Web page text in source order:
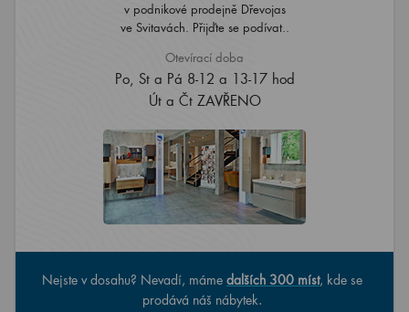
v podnikové prodejně Dřevojas
ve Svitavách. Přijďte se podívat..
Otevírací doba
Po, St a Pá 8-12 a 13-17 hod
Út a Čt ZAVŘENO
Nejste v dosahu? Nevadí, máme dalších 300 míst, kde se
prodává náš nábytek.